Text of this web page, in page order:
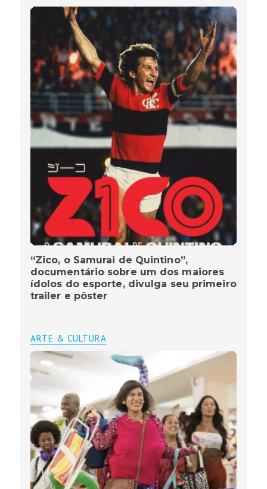
“Zico, o Samurai de Quintino”,
documentário sobre um dos maiores
ídolos do esporte, divulga seu primeiro
trailer e pôster
ARTE & CULTURA